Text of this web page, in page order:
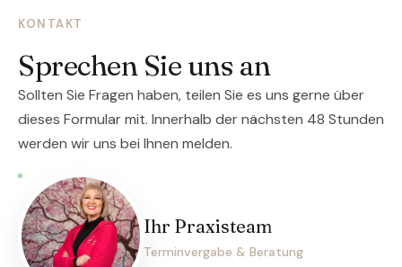
KONTAKT
Sprechen Sie uns an
Sollten Sie Fragen haben, teilen Sie es uns gerne über
dieses Formular mit. Innerhalb der nächsten 48 Stunden
werden wir uns bei Ihnen melden.
Ihr Praxisteam
Terminvergabe & Beratung